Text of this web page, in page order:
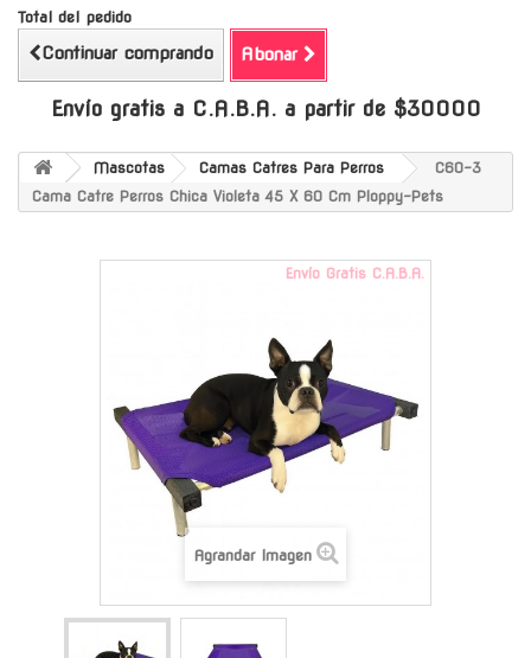
Total del pedido
Continuar comprando Abonar
Envío gratis a C.A.B.A. a partir de $30000
Mascotas Camas Catres Para Perros
C60-3
Cama Catre Perros Chica Violeta 45 X 60 Cm Ploppy-Pets
Envío Gratis C.A.B.A.
Agrandar Imagen